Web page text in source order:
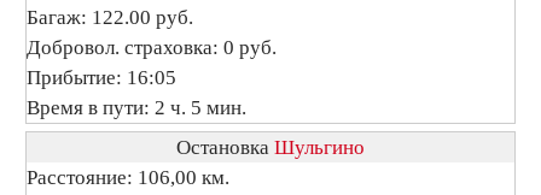
Багаж: 122.00 руб.
Добровол. страховка: 0 руб.
Прибытие: 16:05
Время в пути: 2 ч. 5 мин.
Остановка Шульгино
Расстояние: 106,00 км.